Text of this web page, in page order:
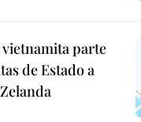
parte
de Estado a